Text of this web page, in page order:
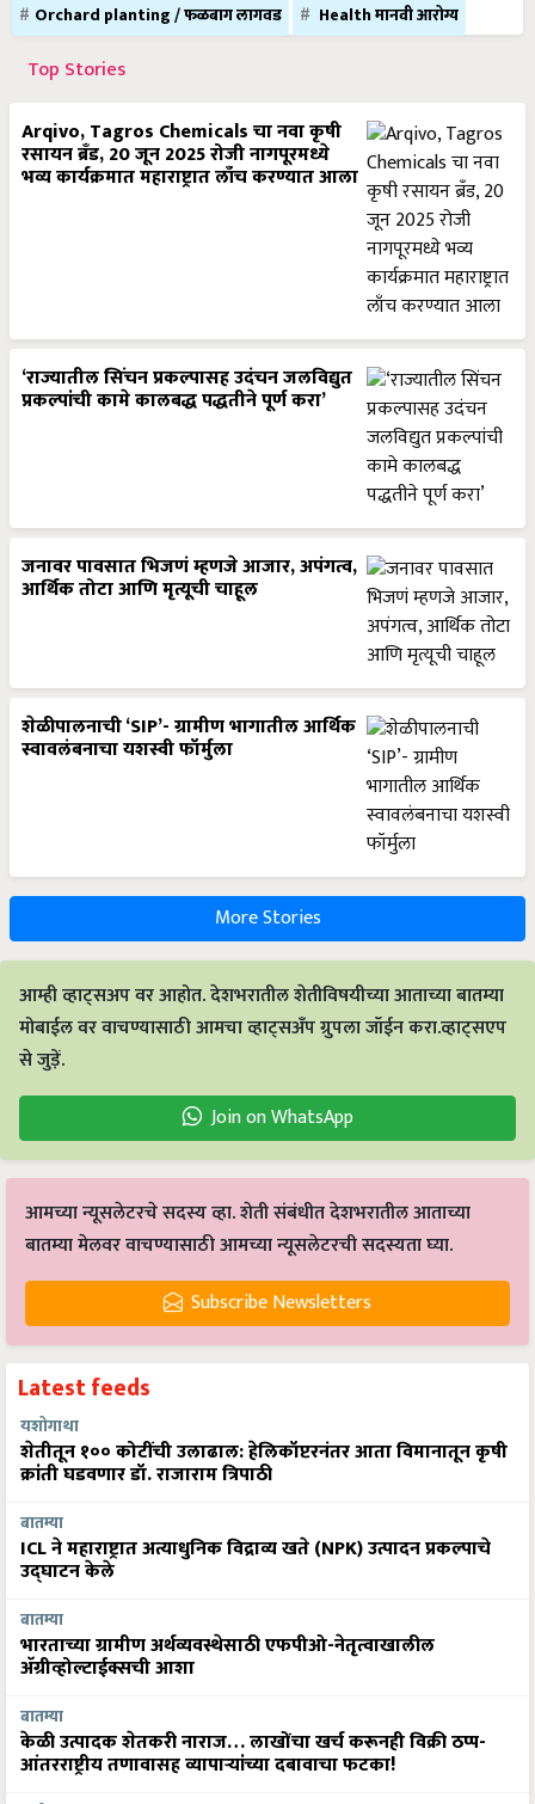
Orchard planting / फळबाग लागवड
Health मानवी आरोग्य
Top Stories
Arqivo, Tagros Chemicals चा नवा कृषी
रसायन ब्रँड, 20 जून 2025 रोजी नागपूरमध्ये
भव्य कार्यक्रमात महाराष्ट्रात लाँच करण्यात आला
‘राज्यातील सिंचन प्रकल्पासह उदंचन जलविद्युत
प्रकल्पांची कामे कालबद्ध पद्धतीने पूर्ण करा’
जनावर पावसात भिजणं म्हणजे आजार, अपंगत्व,
आर्थिक तोटा आणि मृत्यूची चाहूल
शेळीपालनाची ‘SIP’- ग्रामीण भागातील आर्थिक
स्वावलंबनाचा यशस्वी फॉर्मुला
More Stories
आम्ही व्हाट्सअप वर आहोत. देशभरातील शेतीविषयीच्या आताच्या बातम्या
मोबाईल वर वाचण्यासाठी आमचा व्हाट्सअँप ग्रुपला जॉईन करा.व्हाट्सएप
से जुड़ें.
Join on WhatsApp
आमच्या न्यूसलेटरचे सदस्य व्हा. शेती संबंधीत देशभरातील आताच्या
बातम्या मेलवर वाचण्यासाठी आमच्या न्यूसलेटरची सदस्यता घ्या.
Subscribe Newsletters
Latest feeds
यशोगाथा
शेतीतून १०० कोटींची उलाढाल: हेलिकॉप्टरनंतर आता विमानातून कृषी
क्रांती घडवणार डॉ. राजाराम त्रिपाठी
बातम्या
ICL ने महाराष्ट्रात अत्याधुनिक विद्राव्य खते (NPK) उत्पादन प्रकल्पाचे
उद्घाटन केले
बातम्या
भारताच्या ग्रामीण अर्थव्यवस्थेसाठी एफपीओ-नेतृत्वाखालील
अ‍ॅग्रीव्होल्टाईक्सची आशा
बातम्या
केळी उत्पादक शेतकरी नाराज… लाखोंचा खर्च करूनही विक्री ठप्प-
आंतरराष्ट्रीय तणावासह व्यापाऱ्यांच्या दबावाचा फटका!